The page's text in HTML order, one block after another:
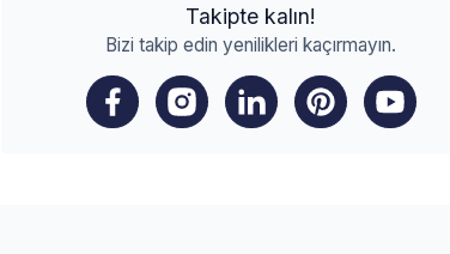
Takipte kalın!
Bizi takip edin yenilikleri kaçırmayın.